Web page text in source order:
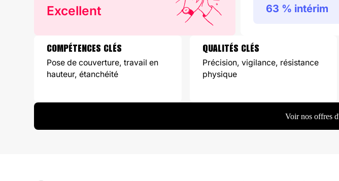
Excellent 63 % intérim
COMPÉTENCES CLÉS
Pose de couverture, travail en
hauteur, étanchéité
QUALITÉS CLÉS
Précision, vigilance, résistance
physique
Voir nos offres